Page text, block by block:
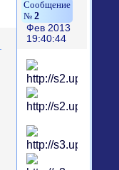
2
Фев 2013
19:40:44